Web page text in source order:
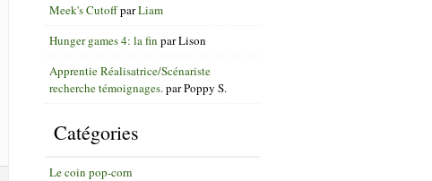
Meek's CutoffparLiam
Hunger games 4: la fin parLison
Apprentie Réalisatrice/Scénariste
recherche témoignages. parPoppy S.
Catégories
Le coin pop-corn